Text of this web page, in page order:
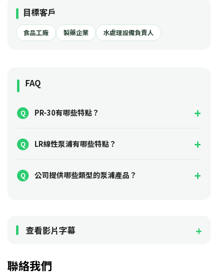
目標客戶
食品工廠 製藥企業 水處理設備負責人
FAQ
PR-30有哪些特點？
LR線性泵浦有哪些特點？
公司提供哪些類型的泵浦產品？
查看影片字幕
聯絡我們